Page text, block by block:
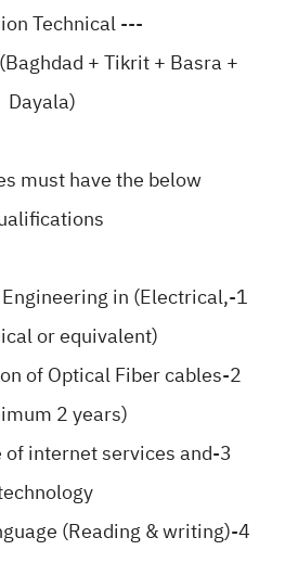
--- Fusion Technical ---
+ Tikrit + Basra +
Dayala)
must have the below
Engineering in (Electrical,
or equivalent).
of Optical Fiber cables
2 years).
of internet services and
4-Good in English language (Reading & writing)